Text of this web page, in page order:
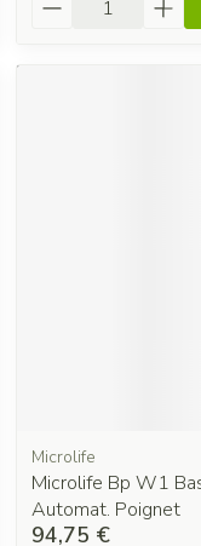
Microlife
Microlife Bp W1
Automat. Poignet
94,75 €